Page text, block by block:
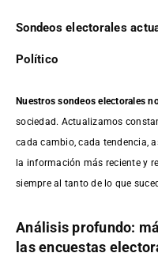
Sondeos electorales
Político
Nuestros sondeos electorales
sociedad. Actualizamos
cada cambio, cada tendencia,
la información más reciente y
siempre al tanto de lo que
Análisis profundo:
las encuestas